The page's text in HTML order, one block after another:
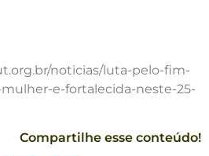
noticias/luta-pelo-fim-
e-fortalecida-neste-25-
Compartilhe esse conteúdo!